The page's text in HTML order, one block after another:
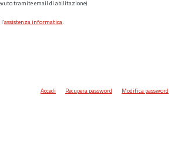
tramite email di abilitazione)
assistenza informatica.
Accedi Recupera password Modifica password